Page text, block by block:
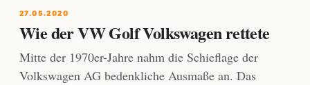
27.05.2020
Wie der VW Golf Volkswagen rettete
Mitte der 1970er-Jahre nahm die Schieflage der
Volkswagen AG bedenkliche Ausmaße an. Das